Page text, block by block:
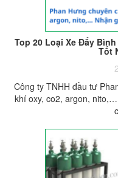
Top 20 Loại Xe Đẩy
Tốt
Công ty TNHH đầu tư
khí oxy, co2, argon,